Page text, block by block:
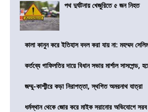
পথ দুর্ঘটনায় খেজুরিতে ৫ জন নিহত
কালা কানুন করে ইতিহাস বদল করা যায় না: মহম্মদ সেলিম
কর্তব্যে গাফিলতির দায়ে বিধান সভার মার্শাল সাসপেন্ড,
জম্মু-কাশ্মীরে কড়া নিরাপত্তা, স্থগিত অমরনাথ যাত্রা
ধর্মস্থান থেকে জোর করে মাইক সরানোর অভিযোগে সরব